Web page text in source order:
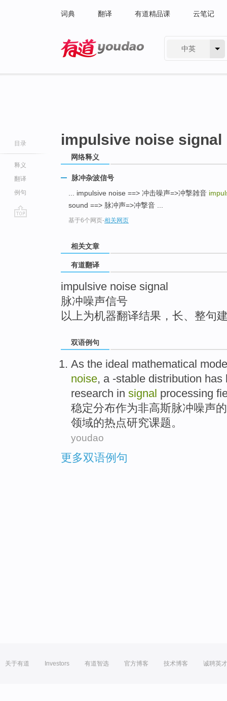
词典 翻译 有道精品课 云笔记
中英
目录
释义
翻译
例句
impulsive noise signal
网络释义
脉冲杂波信号
... impulsive noise ==> 冲击噪声=>冲撃雑音
sound ==> 脉冲声=>冲撃音 ...
基于6个网页-相关网页
相关文章
有道翻译
impulsive noise signal
脉冲噪声信号
以上为机器翻译结果，长、整句
双语例句
As the ideal mathematical
noise, a -stable distribution has
research in signal processing
稳定分布作为非高斯脉冲噪声的
领域的热点研究课题。
youdao
更多双语例句
关于有道 Investors 有道智选 官方博客 技术博客 诚聘英才